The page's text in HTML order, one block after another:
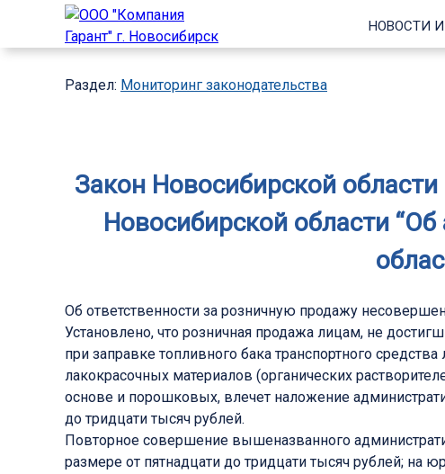
НОВОСТИ
Раздел: Мониторинг законодательства
Закон Новосибирской
Новосибирской области
Об ответственности за розничную продажу
Установлено, что розничная продажа лицам, не
при заправке топливного бака транспортного
лакокрасочных материалов (органических
основе и порошковых, влечет наложение
до тридцати тысяч рублей.
Повторное совершение вышеназванного
размере от пятнадцати до тридцати тысяч рублей; на